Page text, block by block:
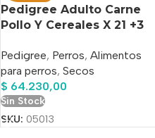
Pedigree Adulto Carne
Pollo Y Cereales X 21 +3
Pedigree, Perros, Alimentos
para perros, Secos
$ 64.230,00
Sin Stock
SKU: 05013